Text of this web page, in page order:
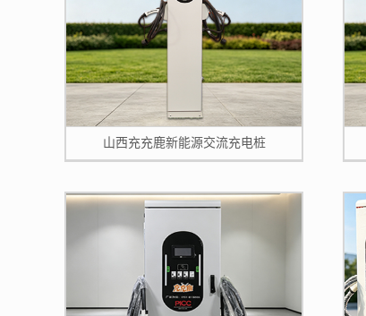
山西充充鹿新能源交流充电桩